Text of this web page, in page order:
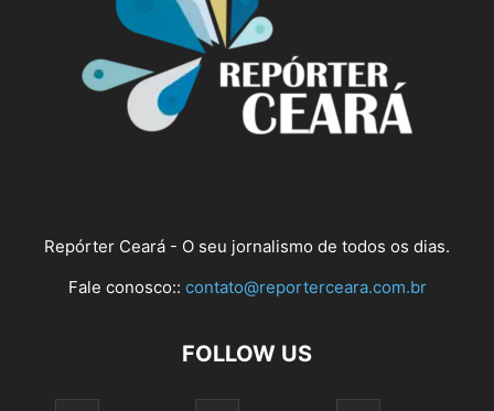
Repórter Ceará - O seu jornalismo de todos os dias.
Fale conosco:: contato@reporterceara.com.br
FOLLOW US